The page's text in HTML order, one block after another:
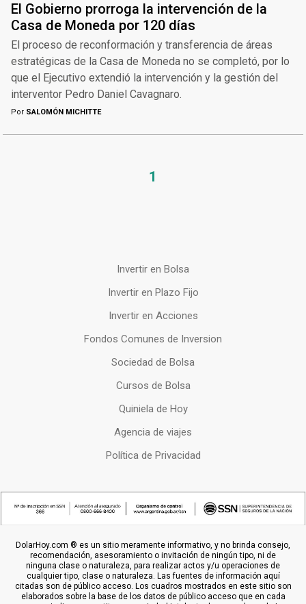
El Gobierno prorroga la intervención de la
Casa de Moneda por 120 días
El proceso de reconformación y transferencia de áreas
estratégicas de la Casa de Moneda no se completó, por lo
que el Ejecutivo extendió la intervención y la gestión del
interventor Pedro Daniel Cavagnaro.
Por SALOMÓN MICHITTE
1
Invertir en Bolsa
Invertir en Plazo Fijo
Invertir en Acciones
Fondos Comunes de Inversion
Sociedad de Bolsa
Cursos de Bolsa
Quiniela de Hoy
Agencia de viajes
Política de Privacidad
DolarHoy.com ® es un sitio meramente informativo, y no brinda consejo,
recomendación, asesoramiento o invitación de ningún tipo, ni de
ninguna clase o naturaleza, para realizar actos y/u operaciones de
cualquier tipo, clase o naturaleza. Las fuentes de información aquí
citadas son de público acceso. Los cuadros mostrados en este sitio son
elaborados sobre la base de los datos de público acceso que en cada